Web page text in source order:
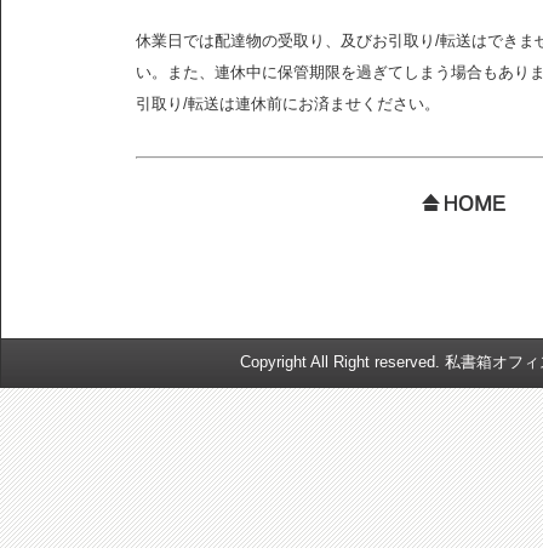
休業日では配達物の受取り、及びお引取り/転送はできま
い。また、連休中に保管期限を過ぎてしまう場合もあり
引取り/転送は連休前にお済ませください。
Copyright All Right reserved. 私書箱オフ